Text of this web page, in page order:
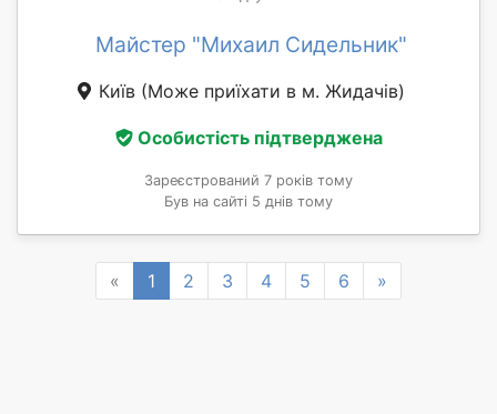
Майстер "Михаил Сидельник"
Київ (Може приїхати в м. Жидачів)
Особистість підтверджена
Зареєстрований 7 років тому
Був на сайті 5 днів тому
« Previous
1 2 3 4 5 6 »